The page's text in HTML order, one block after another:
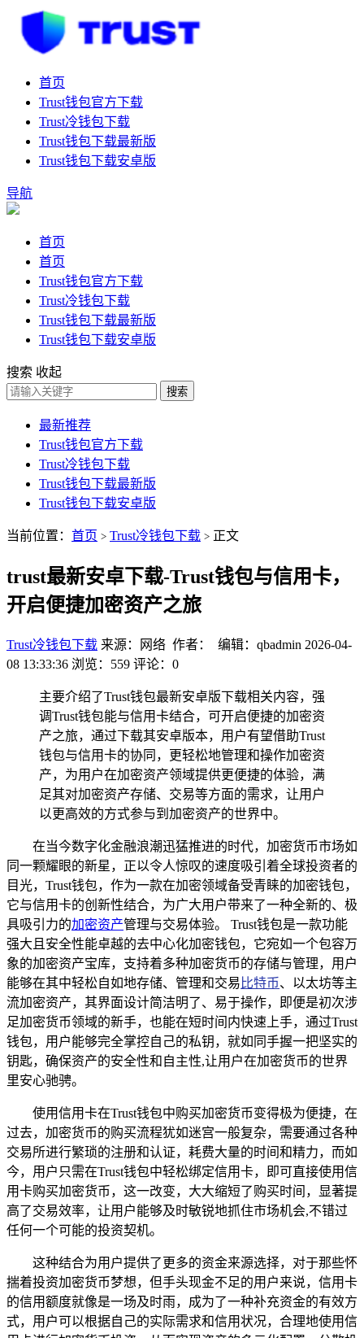
首页
Trust钱包官方下载
Trust冷钱包下载
Trust钱包下载最新版
Trust钱包下载安卓版
导航
首页
首页
Trust钱包官方下载
Trust冷钱包下载
Trust钱包下载最新版
Trust钱包下载安卓版
搜索 收起
搜索
最新推荐
Trust钱包官方下载
Trust冷钱包下载
Trust钱包下载最新版
Trust钱包下载安卓版
当前位置： 首页 > Trust冷钱包下载 > 正文
trust最新安卓下载-Trust钱包与信用卡，
开启便捷加密资产之旅
Trust冷钱包下载 来源：网络 作者： 编辑：qbadmin 2026-04-
08 13:33:36 浏览：559 评论：0
主要介绍了Trust钱包最新安卓版下载相关内容，强
调Trust钱包能与信用卡结合，可开启便捷的加密资
产之旅，通过下载其安卓版本，用户有望借助Trust
钱包与信用卡的协同，更轻松地管理和操作加密资
产，为用户在加密资产领域提供更便捷的体验，满
足其对加密资产存储、交易等方面的需求，让用户
以更高效的方式参与到加密资产的世界中。
在当今数字化金融浪潮迅猛推进的时代，加密货币市场如
同一颗耀眼的新星，正以令人惊叹的速度吸引着全球投资者的
目光，Trust钱包，作为一款在加密领域备受青睐的加密钱包，
它与信用卡的创新性结合，为广大用户带来了一种全新的、极
具吸引力的加密资产管理与交易体验。 Trust钱包是一款功能
强大且安全性能卓越的去中心化加密钱包，它宛如一个包容万
象的加密资产宝库，支持着多种加密货币的存储与管理，用户
能够在其中轻松自如地存储、管理和交易 比特币、以太坊等主
流加密资产，其界面设计简洁明了、易于操作，即便是初次涉
足加密货币领域的新手，也能在短时间内快速上手，通过Trust
钱包，用户能够完全掌控自己的私钥，就如同手握一把坚实的
钥匙，确保资产的安全性和自主性,让用户在加密货币的世界
里安心驰骋。
使用信用卡在Trust钱包中购买加密货币变得极为便捷，在
过去，加密货币的购买流程犹如迷宫一般复杂，需要通过各种
交易所进行繁琐的注册和认证，耗费大量的时间和精力，而如
今，用户只需在Trust钱包中轻松绑定信用卡，即可直接使用信
用卡购买加密货币，这一改变，大大缩短了购买时间，显著提
高了交易效率，让用户能够及时敏锐地抓住市场机会,不错过
任何一个可能的投资契机。
这种结合为用户提供了更多的资金来源选择，对于那些怀
揣着投资加密货币梦想，但手头现金不足的用户来说，信用卡
的信用额度就像是一场及时雨，成为了一种补充资金的有效方
式，用户可以根据自己的实际需求和信用状况，合理地使用信